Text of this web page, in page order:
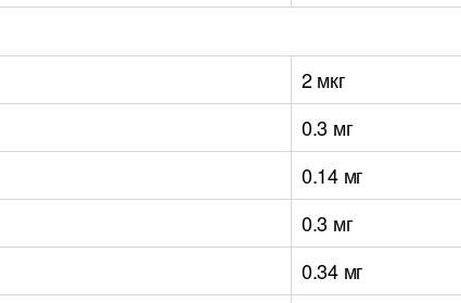
2 мкг
0.3 мг
0.14 мг
0.3 мг
0.34 мг